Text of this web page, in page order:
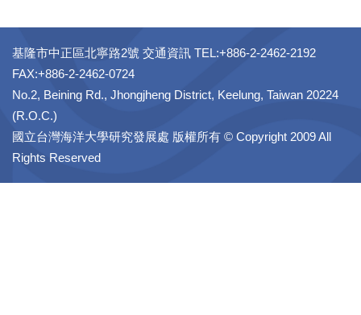
基隆市中正區北寧路2號 交通資訊 TEL:+886-2-2462-2192
FAX:+886-2-2462-0724
No.2, Beining Rd., Jhongjheng District, Keelung, Taiwan 20224
(R.O.C.)
國立台灣海洋大學研究發展處 版權所有 © Copyright 2009 All
Rights Reserved